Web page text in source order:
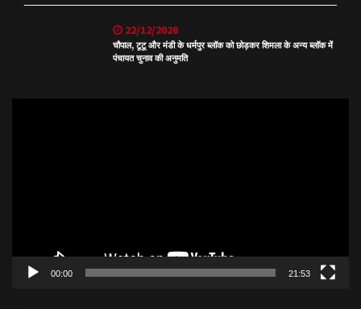
22/12/2020
चौपाल, टूटू और मंडी के धर्मपुर ब्लॉक को छोड़कर शिमला के अन्य ब्लॉक में
पंचायत चुनाव की अनुमति
00:00 21:53